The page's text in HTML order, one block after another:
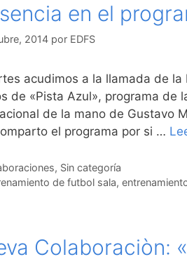
en el
2014 por EDFS
acudimos a la llamada de
de «Pista Azul», programa de
de la mano de Gustavo
el programa por si …
, Sin categoría
de futbol sala,
Colaboraciòn: